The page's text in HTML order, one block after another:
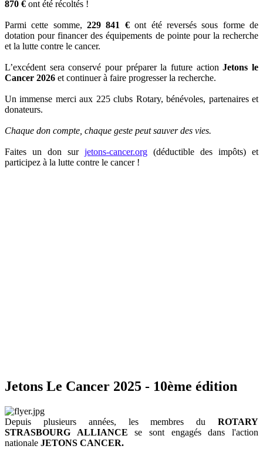
870 € ont été récoltés !
Parmi cette somme,229 841 €ont été reversés sous forme de
dotation pour financer des équipements de pointe pour la recherche
et la lutte contre le cancer.
L’excédent sera conservé pour préparer la future actionJetons le
Cancer 2026 et continuer à faire progresser la recherche.
Un immense merci aux 225 clubs Rotary, bénévoles, partenaires et
donateurs.
Chaque don compte, chaque geste peut sauver des vies.
Faites un don sur jetons-cancer.org (déductible des impôts) et
participez à la lutte contre le cancer !
Jetons Le Cancer 2025 - 10ème édition
Depuis plusieurs années, les membres du ROTARY
STRASBOURG ALLIANCE se sont engagés dans l'action
nationale JETONS CANCER.